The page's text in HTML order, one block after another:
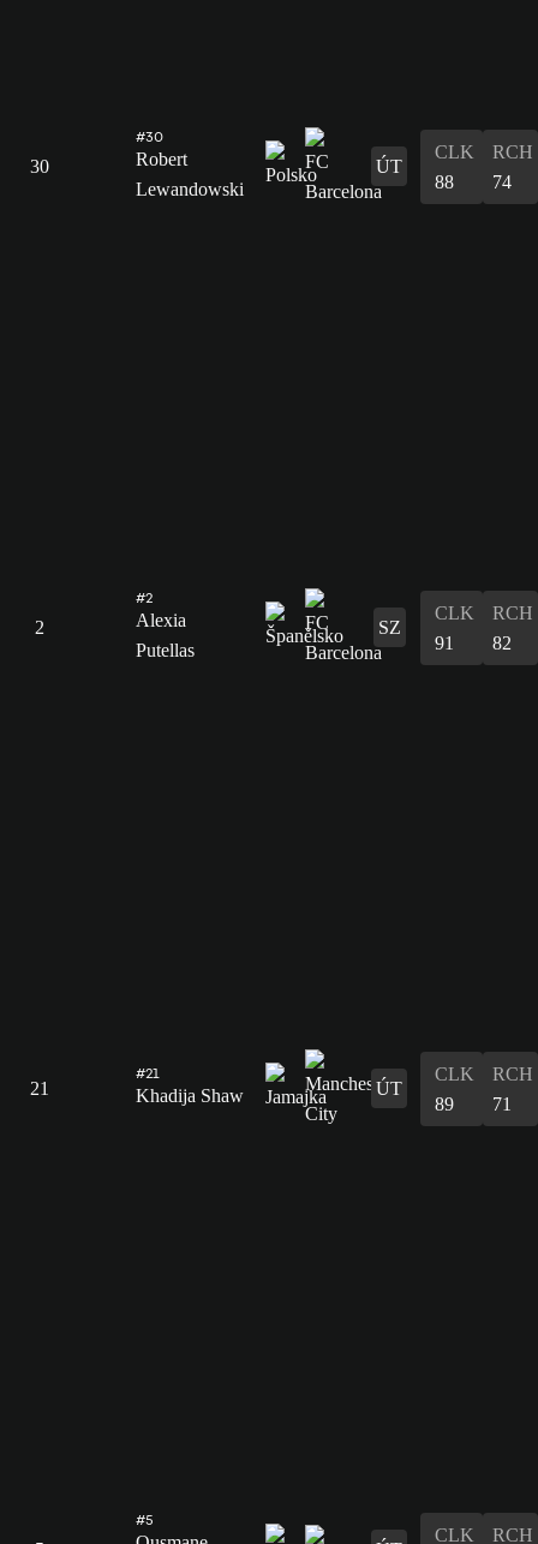
30
#30
Robert
Lewandowski
ÚT
CLK
88
RCH
74
2
#2
Alexia
Putellas
SZ
CLK
91
RCH
82
21
#21
Khadija Shaw ÚT
CLK
89
RCH
71
#5
CLK RCH